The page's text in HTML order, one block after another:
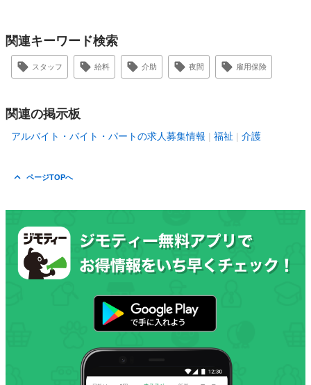
関連キーワード検索
スタッフ 給料 介助 夜間 雇用保険
関連の掲示板
アルバイト・バイト・パートの求人募集情報 福祉 介護
ページTOPへ